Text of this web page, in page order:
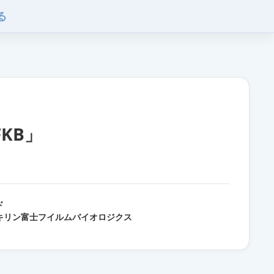
」
リン富士フイルムバイオロジクス